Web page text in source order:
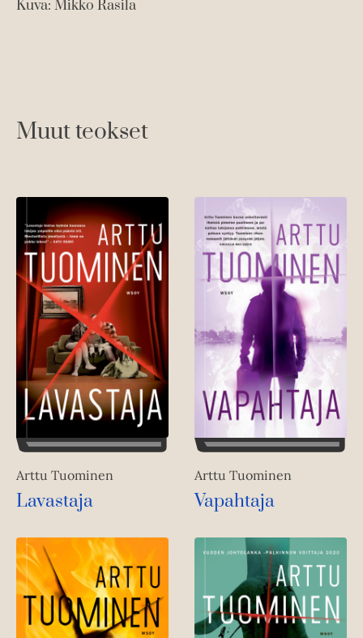
Kuva: Mikko Rasila
Muut teokset
Arttu Tuominen
Lavastaja
Arttu Tuominen
Vapahtaja